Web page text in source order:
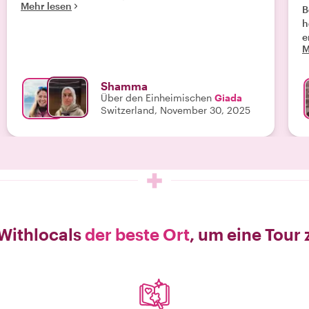
Mehr lesen
Shamma
Über den Einheimischen Giada
Switzerland, November 30, 2025
der beste Ort, um eine Tour